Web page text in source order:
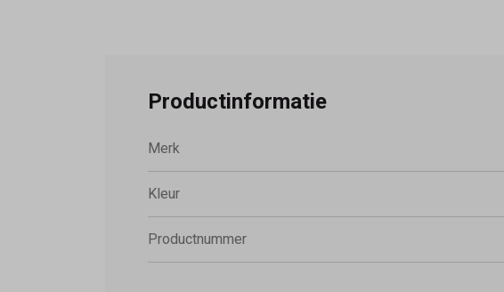
Productinformatie
Merk
Kleur
Productnummer